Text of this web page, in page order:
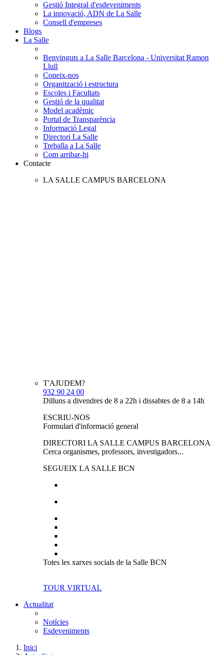
Gestió Integral d'esdeveniments
La innovació, ADN de La Salle
Consell d'empreses
Blogs
La Salle
Benvinguts a La Salle Barcelona - Universitat Ramon
Llull
Coneix-nos
Organització i estructura
Escoles i Facultats
Gestió de la qualitat
Model acadèmic
Portal de Transparència
Informació Legal
Directori La Salle
Treballa a La Salle
Com arribar-hi
Contacte
LA SALLE CAMPUS BARCELONA
T'AJUDEM?
932 90 24 00
Dilluns a divendres de 8 a 22h i dissabtes de 8 a 14h
ESCRIU-NOS
Formulari d'informació general
DIRECTORI LA SALLE CAMPUS BARCELONA
Cerca organismes, professors, investigadors...
SEGUEIX LA SALLE BCN
Totes les xarxes socials de la Salle BCN
TOUR VIRTUAL
Actualitat
Notícies
Esdeveniments
Inici